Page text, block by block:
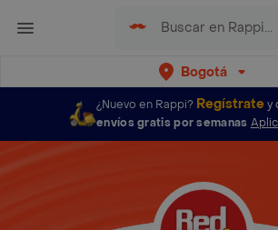
Bogotá
¿Nuevo en Rappi? Regístratey
envíos gratis por semanas